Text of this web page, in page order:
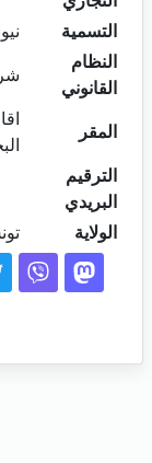
التسمية
النظام
القانوني
المقر
الترقيم
البريدي
الولاية